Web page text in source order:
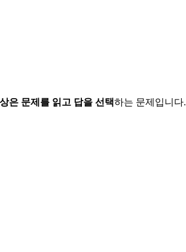
은 문제를 읽고 답을 선택하는 문제입니다.